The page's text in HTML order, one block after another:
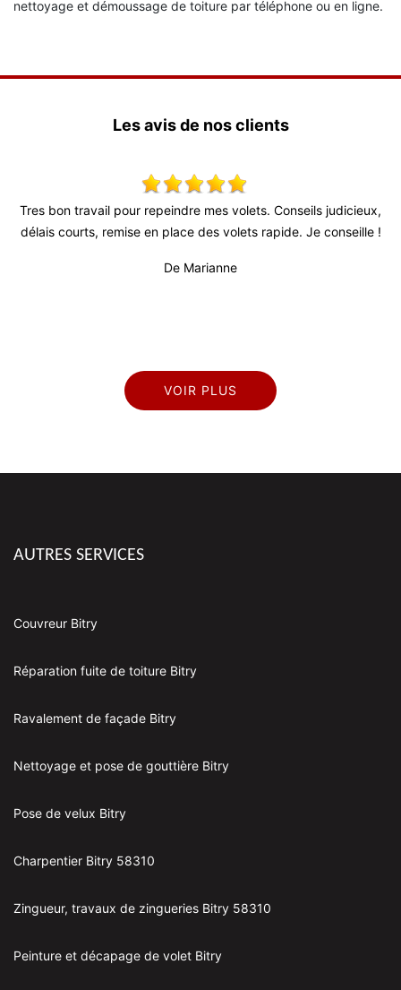
nettoyage et démoussage de toiture par téléphone ou en ligne.
Les avis de nos clients
Tres bon travail pour repeindre mes volets. Conseils judicieux,
délais courts, remise en place des volets rapide. Je conseille !
De Marianne
VOIR PLUS
AUTRES SERVICES
Couvreur Bitry
Réparation fuite de toiture Bitry
Ravalement de façade Bitry
Nettoyage et pose de gouttière Bitry
Pose de velux Bitry
Charpentier Bitry 58310
Zingueur, travaux de zingueries Bitry 58310
Peinture et décapage de volet Bitry